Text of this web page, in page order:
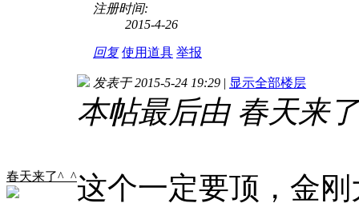
注册时间:
2015-4-26
回复 使用道具 举报
春天来了^_^
发表于 2015-5-24 19:29 | 显示全部楼层
本帖最后由 春天来
这个一定要顶，金